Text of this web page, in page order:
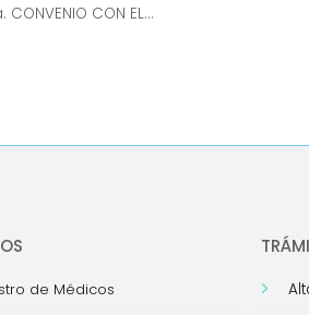
CON EL...
de Médicos